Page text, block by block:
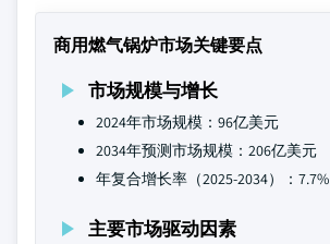
商用燃气锅炉市场关键要点
市场规模与增长
2024年市场规模：96亿美元
2034年预测市场规模：206亿美元
年复合增长率（2025-2034）：7.7%
主要市场驱动因素